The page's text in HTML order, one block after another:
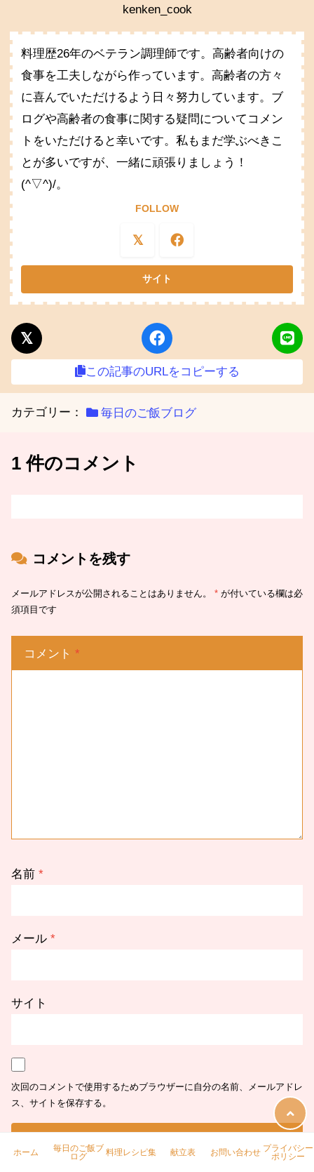
kenken_cook
料理歴26年のベテラン調理師です。高齢者向けの
食事を工夫しながら作っています。高齢者の方々
に喜んでいただけるよう日々努力しています。ブ
ログや高齢者の食事に関する疑問についてコメン
トをいただけると幸いです。私もまだ学ぶべきこ
とが多いですが、一緒に頑張りましょう！
(^▽^)/。
FOLLOW
この記事のURLをコピーする
カテゴリー： 毎日のご飯ブログ
1 件のコメント
コメントを残す
メールアドレスが公開されることはありません。 * が付いている欄は必
須項目です
コメント *
名前 *
メール *
サイト
次回のコメントで使用するためブラウザーに自分の名前、メールアドレ
ス、サイトを保存する。
ホーム
毎日のご飯ブ
ログ
料理レシピ集 献立表 お問い合わせ プライバシー
ポリシー